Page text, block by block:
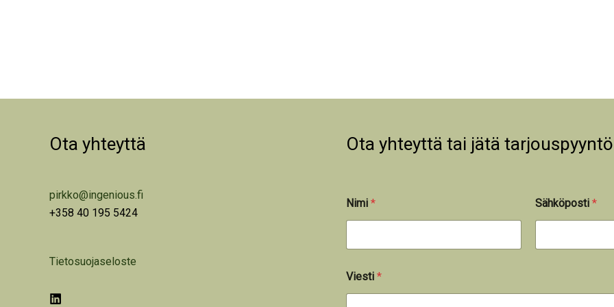
Ota yhteyttä
pirkko@ingenious.fi
+358 40 195 5424
Tietosuojaseloste
Ota yhteyttä tai jätä tarjouspyyntö
Nimi* Sähköposti *
Viesti*